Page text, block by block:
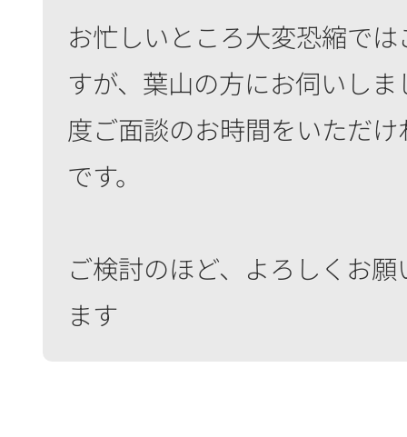
お忙しいところ大変恐縮で
すが、葉山の方にお伺いしま
度ご面談のお時間をいただ
です。
ご検討のほど、よろしくお
ます